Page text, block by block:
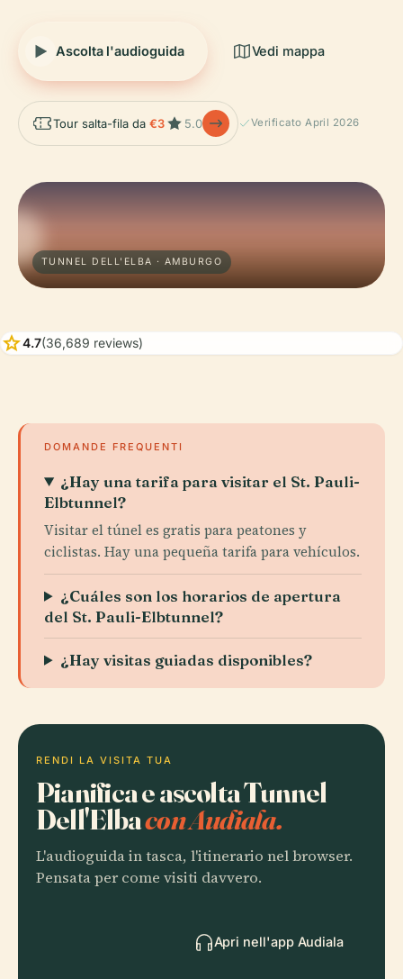
Ascolta l'audioguida Vedi mappa
Tour salta-fila da €3 5.0 Verificato April 2026
TUNNEL DELL'ELBA · AMBURGO
star4.7(36,689 reviews)
DOMANDE FREQUENTI
¿Hay una tarifa para visitar el St. Pauli-
Elbtunnel?
Visitar el túnel es gratis para peatones y
ciclistas. Hay una pequeña tarifa para vehículos.
¿Cuáles son los horarios de apertura
del St. Pauli-Elbtunnel?
¿Hay visitas guiadas disponibles?
RENDI LA VISITA TUA
Pianifica e ascolta Tunnel
Dell'Elbacon Audiala.
L'audioguida in tasca, l'itinerario nel browser.
Pensata per come visiti davvero.
Apri nell'app Audiala